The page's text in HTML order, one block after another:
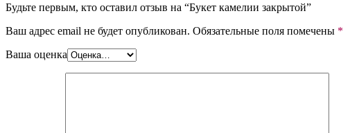
Будьте первым, кто оставил отзыв на “Букет камелии закрытой”
Ваш адрес email не будет опубликован. Обязательные поля помечены *
Ваша оценка